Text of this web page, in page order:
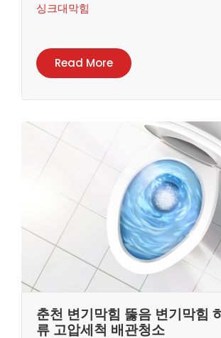
싱크대막힘
Read More
춘천 변기막힘 뚫음 변기막힘
류 고압세척 배관청소